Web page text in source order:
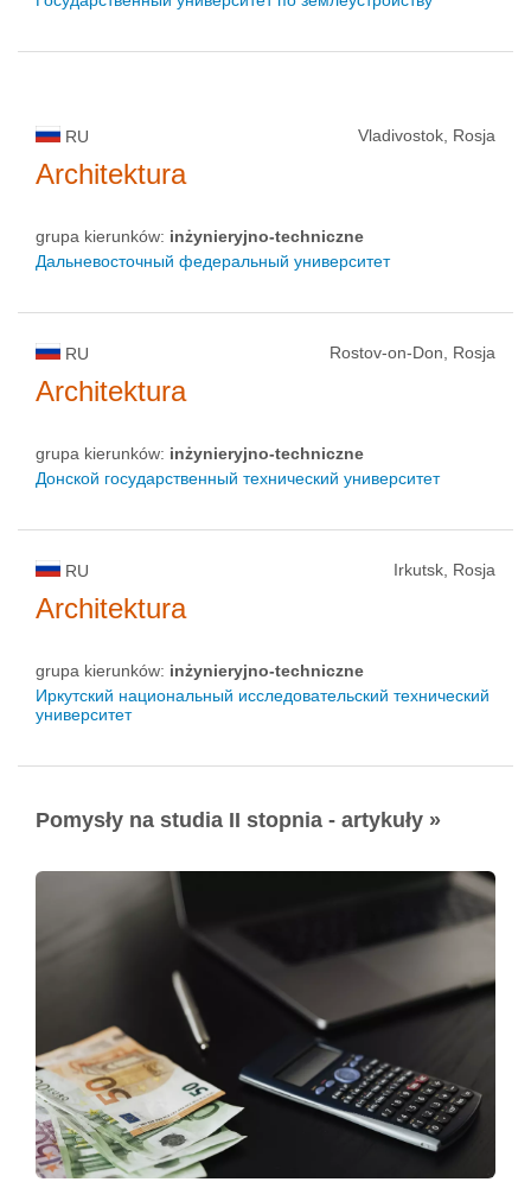
RU Vladivostok, Rosja
Architektura
grupa kierunków: inżynieryjno-techniczne
Дальневосточный федеральный университет
RU Rostov-on-Don, Rosja
Architektura
grupa kierunków: inżynieryjno-techniczne
Донской государственный технический университет
RU Irkutsk, Rosja
Architektura
grupa kierunków: inżynieryjno-techniczne
Иркутский национальный исследовательский технический
университет
Pomysły na studia II stopnia - artykuły »